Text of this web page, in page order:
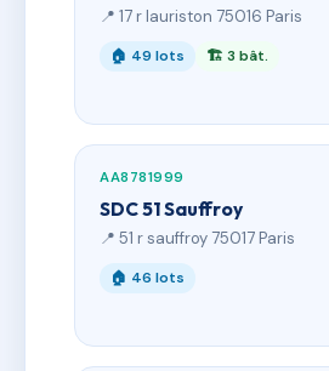
📍 17 r lauriston 75016 Paris
🏠 49 lots 🏗 3 bât.
AA8781999
SDC 51 Sauffroy
📍 51 r sauffroy 75017 Paris
🏠 46 lots